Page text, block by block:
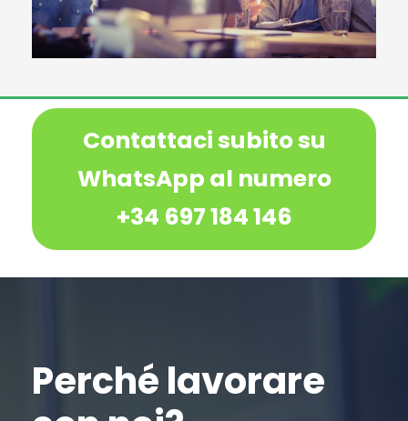
Contattaci subito su
WhatsApp al numero
+34 697 184 146
Perché lavorare